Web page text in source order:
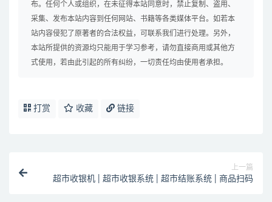
布。任何个人或组织，在未征得本站同意时，禁止复制、盗用、
采集、发布本站内容到任何网站、书籍等各类媒体平台。如若本
站内容侵犯了原著者的合法权益，可联系我们进行处理。另外，
本站所提供的资源均只能用于学习参考，请勿直接商用或其他方
式使用，若由此引起的所有纠纷，一切责任均由使用者承担。
打赏 收藏 链接
上一篇
超市收银机 | 超市收银系统 | 超市结账系统 | 商品扫码